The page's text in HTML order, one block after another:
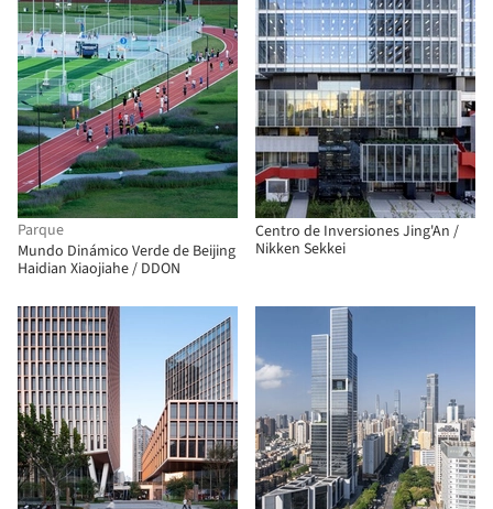
Parque
Mundo Dinámico Verde de Beijing
Haidian Xiaojiahe / DDON
Centro de Inversiones Jing'An /
Nikken Sekkei